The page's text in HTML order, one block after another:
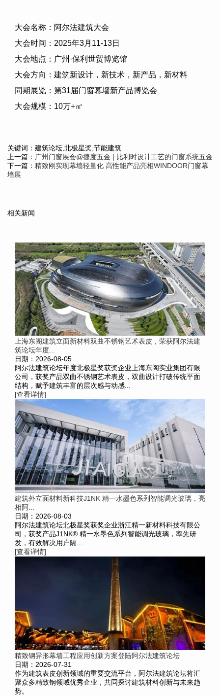
大会名称：阿尔法建筑大会
大会时间： 2025年3月 11-13日
大会地点：广州·保利世贸博览馆
大会方向：建筑新设计，新技术，新产品，新材料
同期展览：第31届门窗幕墙新产品博览会
大会规模： 10万+㎡
关键词：建筑论坛,北极星奖,节能建筑
上一篇： 广州门窗展会@捷度五金 | 比利时设计工艺的门窗系统五金
下一篇： 精致刚实现幕墙轻量化 高性能产品亮相WINDOOR门窗幕
墙展
相关新闻
上海东阁建筑立面新材料双曲不锈钢艺术表皮，荣获阿尔法建
筑论坛年度...
日期：2026-08-05
阿尔法建筑论坛年度北极星奖获奖企业上海东阁实业集团有限
公司，获奖产品双曲不锈钢艺术表皮，双曲设计打破传统平面
结构，赋予建筑丰富的层次感与动感...
[查看详情]
建筑外立面材料新科技J1NK 精一水墨色系列智能调光玻璃，亮
相阿...
日期：2026-08-03
阿尔法建筑论坛北极星奖获奖企业浙江精一新材料科技有限公
司，获奖产品J1NK® 精一水墨色系列智能调光玻璃，率先研
发，有效解决用户隔...
[查看详情]
精致钢异形幕墙工程应用创新方案登陆阿尔法建筑论坛
日期：2026-07-31
作为建筑表皮创新领域的重要交流平台，阿尔法建筑论坛将汇
聚众多精致钢领域优秀企业，共同探讨建筑材料创新与未来趋
势。